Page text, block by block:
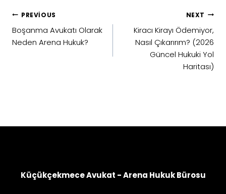
Yazı
gezinmesi
PREVIOUS
Boşanma Avukatı Olarak
Neden Arena Hukuk?
NEXT
Kiracı Kirayı Ödemiyor,
Nasıl Çıkarırım? (2026
Güncel Hukuki Yol
Haritası)
Küçükçekmece Avukat - Arena Hukuk Bürosu